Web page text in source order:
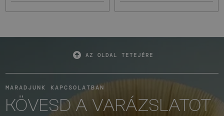
AZ OLDAL TETEJÉRE
MARADJUNK KAPCSOLATBAN
KÖVESD A VARÁZSLATOT